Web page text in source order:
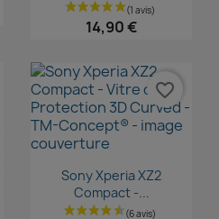
14,90 €
Aperçu rapide
Sony Xperia XZ2
Compact -...
favorite_border